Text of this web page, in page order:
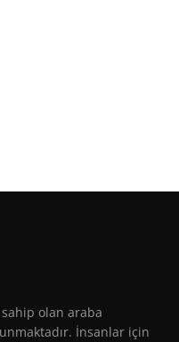
olan araba
İnsanlar için